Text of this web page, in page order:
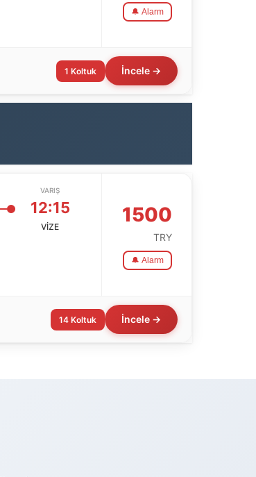
🔔 Alarm
1 Koltuk İncele →
VARIŞ
12:15
VİZE
1500
TRY
🔔 Alarm
14 Koltuk İncele →